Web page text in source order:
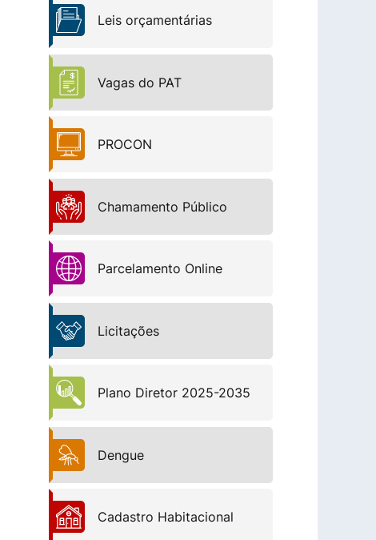
Leis orçamentárias
Vagas do PAT
PROCON
Chamamento Público
Parcelamento Online
Licitações
Plano Diretor 2025-2035
Dengue
Cadastro Habitacional